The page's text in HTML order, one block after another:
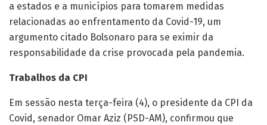
a estados e a municípios para tomarem medidas
relacionadas ao enfrentamento da Covid-19, um
argumento citado Bolsonaro para se eximir da
responsabilidade da crise provocada pela pandemia.
Trabalhos da CPI
Em sessão nesta terça-feira (4), o presidente da CPI da
Covid, senador Omar Aziz (PSD-AM), confirmou que